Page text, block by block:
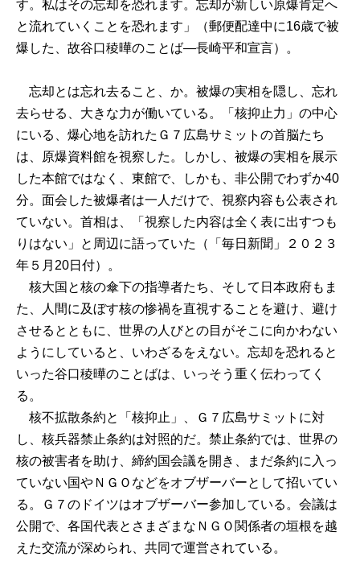
す。私はその忘却を恐れます。忘却が新しい原爆肯定へ
と流れていくことを恐れます」（郵便配達中に16歳で被
爆した、故谷口稜曄のことば―長崎平和宣言）。
忘却とは忘れ去ること、か。被爆の実相を隠し、忘れ
去らせる、大きな力が働いている。「核抑止力」の中心
にいる、爆心地を訪れたＧ７広島サミットの首脳たち
は、原爆資料館を視察した。しかし、被爆の実相を展示
した本館ではなく、東館で、しかも、非公開でわずか40
分。面会した被爆者は一人だけで、視察内容も公表され
ていない。首相は、「視察した内容は全く表に出すつも
りはない」と周辺に語っていた（「毎日新聞」２０２３
年５月20日付）。
核大国と核の傘下の指導者たち、そして日本政府もま
た、人間に及ぼす核の惨禍を直視することを避け、避け
させるとともに、世界の人びとの目がそこに向かわない
ようにしていると、いわざるをえない。忘却を恐れると
いった谷口稜曄のことばは、いっそう重く伝わってく
る。
核不拡散条約と「核抑止」、Ｇ７広島サミットに対
し、核兵器禁止条約は対照的だ。禁止条約では、世界の
核の被害者を助け、締約国会議を開き、まだ条約に入っ
ていない国やＮＧＯなどをオブザーバーとして招いてい
る。Ｇ７のドイツはオブザーバー参加している。会議は
公開で、各国代表とさまざまなＮＧＯ関係者の垣根を越
えた交流が深められ、共同で運営されている。